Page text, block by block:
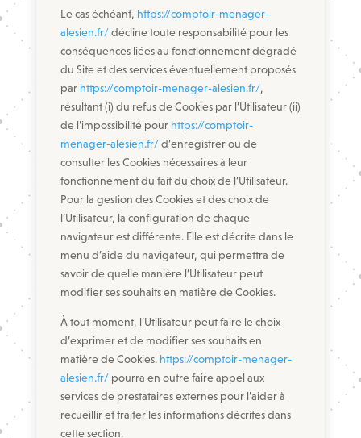
Le cas échéant, https://comptoir-menager-
alesien.fr/décline toute responsabilité pour les
conséquences liées au fonctionnement dégradé
du Site et des services éventuellement proposés
par https://comptoir-menager-alesien.fr/,
résultant (i) du refus de Cookies par l’Utilisateur (ii)
de l’impossibilité pour https://comptoir-
menager-alesien.fr/d’enregistrer ou de
consulter les Cookies nécessaires à leur
fonctionnement du fait du choix de l’Utilisateur.
Pour la gestion des Cookies et des choix de
l’Utilisateur, la configuration de chaque
navigateur est différente. Elle est décrite dans le
menu d’aide du navigateur, qui permettra de
savoir de quelle manière l’Utilisateur peut
modifier ses souhaits en matière de Cookies.
À tout moment, l’Utilisateur peut faire le choix
d’exprimer et de modifier ses souhaits en
matière de Cookies. https://comptoir-menager-
alesien.fr/pourra en outre faire appel aux
services de prestataires externes pour l’aider à
recueillir et traiter les informations décrites dans
cette section.